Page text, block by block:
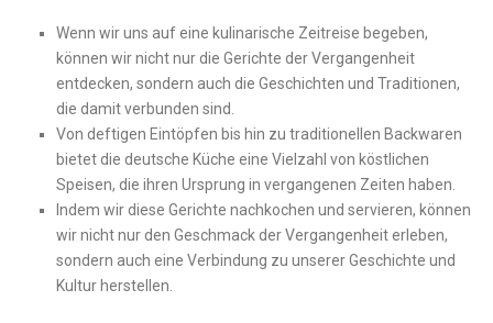
Wenn wir⁣ uns auf eine kulinarische Zeitreise begeben,
können wir nicht nur die Gerichte der Vergangenheit
entdecken, sondern​ auch ​die Geschichten und Traditionen,
⁣die damit verbunden sind.
Von deftigen Eintöpfen bis hin zu traditionellen Backwaren⁣
bietet die deutsche Küche ‍eine Vielzahl ⁢von ​köstlichen
Speisen, die ihren Ursprung ‌in vergangenen Zeiten ‌haben.
Indem​ wir diese Gerichte nachkochen und servieren, können
wir nicht nur den Geschmack der Vergangenheit erleben,
sondern auch eine Verbindung‍ zu unserer Geschichte und
Kultur herstellen.